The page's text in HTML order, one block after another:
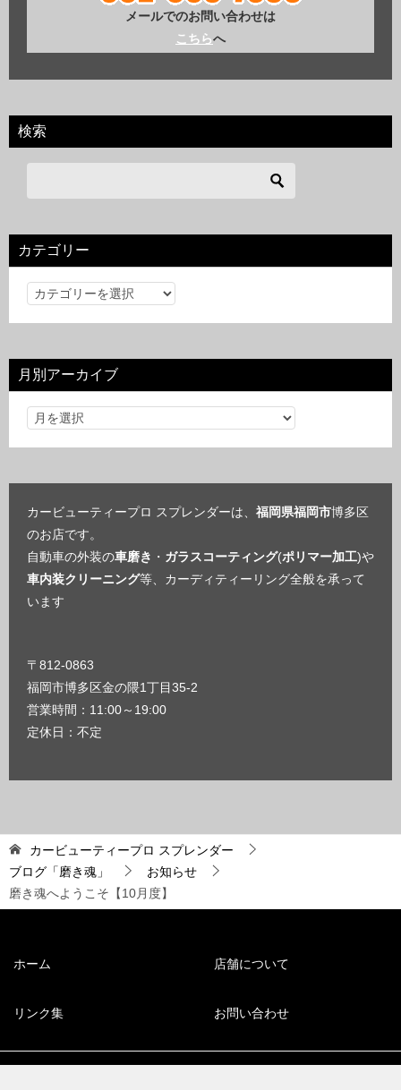
メールでのお問い合わせは
こちらへ
検索
カテゴリー
カ
リ
ー
月別アーカイブ
カービューティープロ スプレンダーは、 福岡県福岡市博多区
のお店です。
自動車の外装の車磨き ・ ガラスコーティング(ポリマー加工)や
車内装クリーニング等、カーディティーリング全般を承って
います
〒812-0863
福岡市博多区金の隈1丁目35-2
営業時間：11:00～19:00
定休日：不定
カービューティープロ スプレンダー
ブログ「磨き魂」
お知らせ
磨き魂へようこそ【10月度】
ホーム 店舗について
リンク集 お問い合わせ